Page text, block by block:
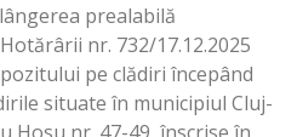
prealabilă
nr. 732/17.12.2025
pe clădiri începând
situate în municipiul Cluj-